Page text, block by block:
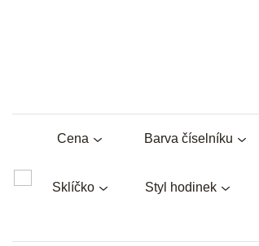
Barva číselníku
Sklíčko Styl hodinek
Cena